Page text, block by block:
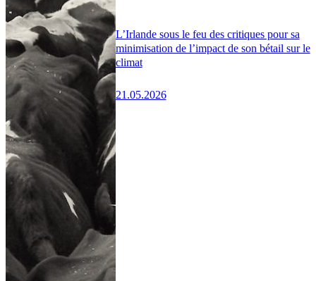
L’Irlande sous le feu des critiques pour sa
minimisation de l’impact de son bétail sur le
climat
21.05.2026